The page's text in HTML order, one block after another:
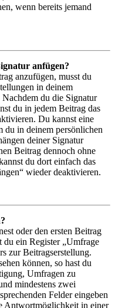
wenn bereits jemand
anfügen?
anzufügen, musst du
in deinem
du die Signatur
du in jedem Beitrag das
Du kannst eine
du in deinem persönlichen
deiner Signatur
Beitrag dennoch ohne
du dort einfach das
wieder deaktivieren.
oder den ersten Beitrag
du ein Register „Umfrage
zur Beitragserstellung.
können, so hast du
Umfragen zu
mindestens zwei
Felder eingeben
Antwortmöglichkeit in einer